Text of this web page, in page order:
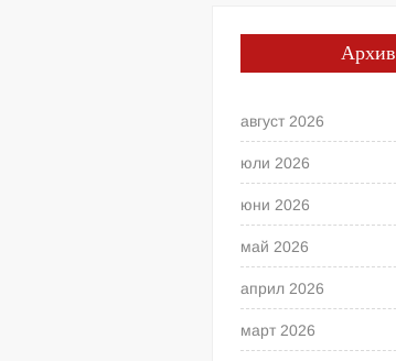
Архив
август 2026
юли 2026
юни 2026
май 2026
април 2026
март 2026